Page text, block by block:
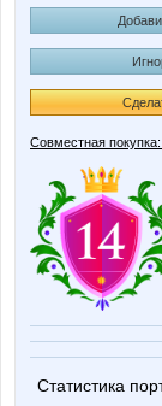
Совместная
Статистика